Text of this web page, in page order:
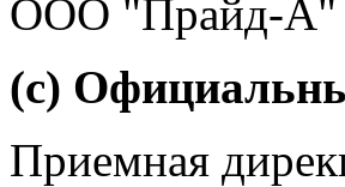
ООО "Прайд-А"
(с)
Приемная